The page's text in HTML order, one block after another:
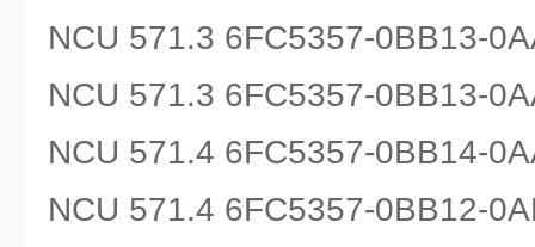
NCU 571.3 6FC5357-0BB13-
NCU 571.3 6FC5357-0BB13-
NCU 571.4 6FC5357-0BB14-
NCU 571.4 6FC5357-0BB12-